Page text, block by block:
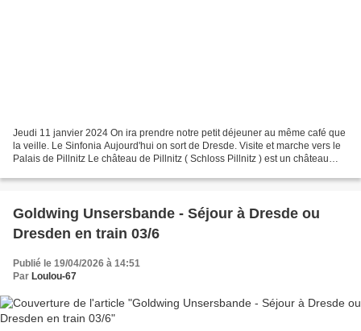
Jeudi 11 janvier 2024 On ira prendre notre petit déjeuner au même café que
la veille. Le Sinfonia Aujourd'hui on sort de Dresde. Visite et marche vers le
Palais de Pillnitz Le château de Pillnitz ( Schloss Pillnitz ) est un château
Goldwing Unsersbande - Séjour à Dresde ou
Dresden en train 03/6
Publié le 19/04/2026 à 14:51
Par Loulou-67